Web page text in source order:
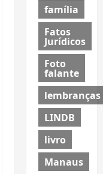
família
Fatos
Jurídicos
Foto
falante
lembranças
LINDB
livro
Manaus